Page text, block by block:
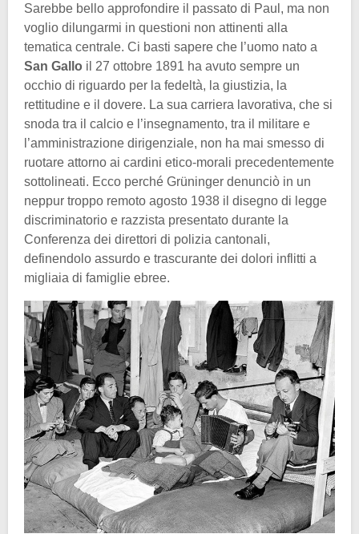
Sarebbe bello approfondire il passato di Paul, ma non
voglio dilungarmi in questioni non attinenti alla
tematica centrale. Ci basti sapere che l’uomo nato a
San Gallo il 27 ottobre 1891 ha avuto sempre un
occhio di riguardo per la fedeltà, la giustizia, la
rettitudine e il dovere. La sua carriera lavorativa, che si
snoda tra il calcio e l’insegnamento, tra il militare e
l’amministrazione dirigenziale, non ha mai smesso di
ruotare attorno ai cardini etico-morali precedentemente
sottolineati. Ecco perché Grüninger denunciò in un
neppur troppo remoto agosto 1938 il disegno di legge
discriminatorio e razzista presentato durante la
Conferenza dei direttori di polizia cantonali,
definendolo assurdo e trascurante dei dolori inflitti a
migliaia di famiglie ebree.